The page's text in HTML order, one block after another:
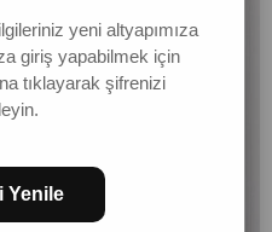
yeni altyapımıza
giriş yapabilmek için
tıklayarak şifrenizi
Yenile